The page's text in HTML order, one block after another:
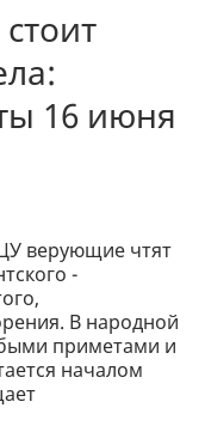
16 июня
верующие чтят
-
В народной
приметами и
началом